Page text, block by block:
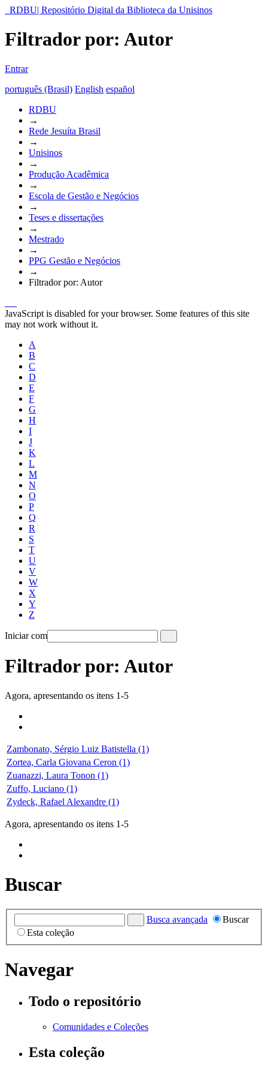
RDBU| Repositório Digital da Biblioteca da Unisinos
Filtrador por: Autor
Entrar
português (Brasil) English español
RDBU
→
Rede Jesuíta Brasil
→
Unisinos
→
Produção Acadêmica
→
Escola de Gestão e Negócios
→
Teses e dissertações
→
Mestrado
→
PPG Gestão e Negócios
→
Filtrador por: Autor
JavaScript is disabled for your browser. Some features of this site
may not work without it.
A
B
C
D
E
F
G
H
I
J
K
L
M
N
O
P
Q
R
S
T
U
V
W
X
Y
Z
Iniciar com
Filtrador por: Autor
Agora, apresentando os itens 1-5
Zambonato, Sérgio Luiz Batistella (1)
Zortea, Carla Giovana Ceron (1)
Zuanazzi, Laura Tonon (1)
Zuffo, Luciano (1)
Zydeck, Rafael Alexandre (1)
Agora, apresentando os itens 1-5
Buscar
Busca avançada
Buscar
Esta coleção
Navegar
Todo o repositório
Comunidades e Coleções
Esta coleção